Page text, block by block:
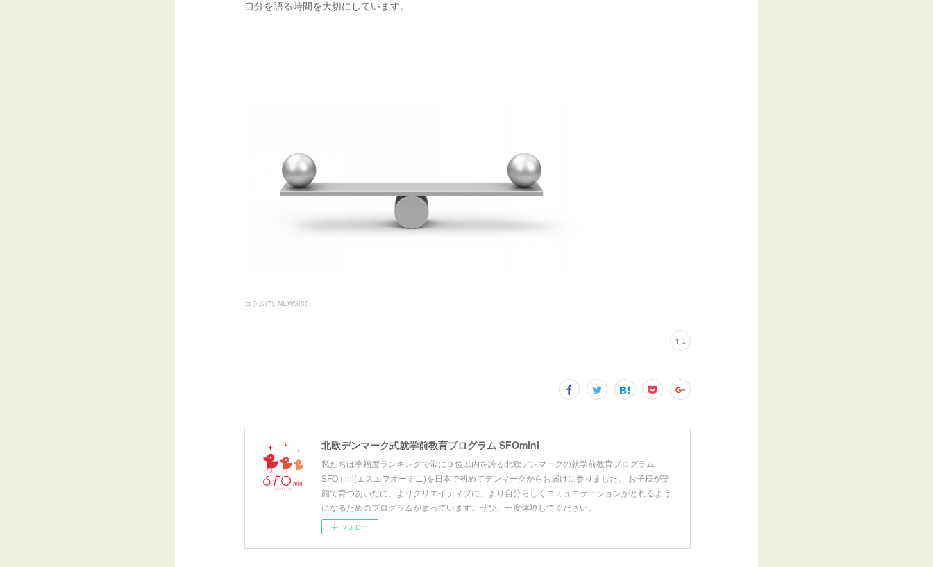
自分を語る時間を大切にしています。
コラム(7) NEWS(30)
北欧デンマーク式就学前教育プログラム SFOmini
私たちは幸福度ランキングで常に３位以内を誇る北欧デンマークの就学前教育プログラム
SFOmini(エスエフオーミニ)を日本で初めてデンマークからお届けに参りました。 お子様が笑
顔で育つあいだに、よりクリエイティブに、より自分らしくコミュニケーションがとれるよう
になるためのプログラムがまっています。ぜひ、一度体験してください。
フォロー